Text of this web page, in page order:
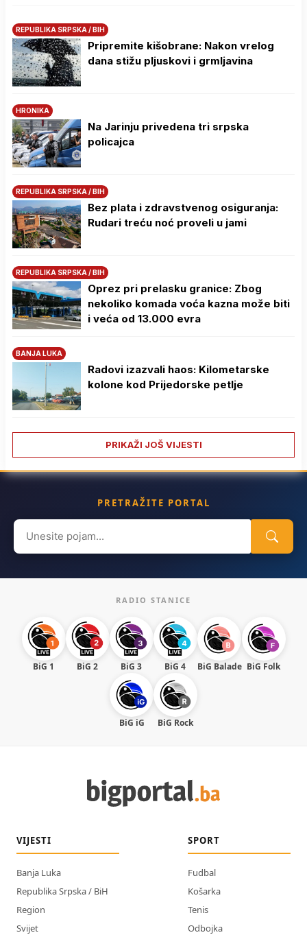
REPUBLIKA SRPSKA / BIH
Pripremite kišobrane: Nakon vrelog
dana stižu pljuskovi i grmljavina
HRONIKA
Na Јarinju privedena tri srpska
policajca
REPUBLIKA SRPSKA / BIH
Bez plata i zdravstvenog osiguranja:
Rudari treću noć proveli u jami
REPUBLIKA SRPSKA / BIH
Oprez pri prelasku granice: Zbog
nekoliko komada voća kazna može biti
i veća od 13.000 evra
BANJA LUKA
Radovi izazvali haos: Kilometarske
kolone kod Prijedorske petlje
PRIKAŽI JOŠ VIJESTI
PRETRAŽITE PORTAL
Search
for:
RADIO STANICE
BiG 1 BiG 2 BiG 3 BiG 4 BiG Balade BiG Folk
BiG iG BiG Rock
VIJESTI
Banja Luka
Republika Srpska / BiH
Region
Svijet
SPORT
Fudbal
Košarka
Tenis
Odbojka